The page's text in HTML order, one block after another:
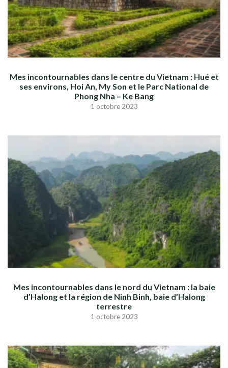
Mes incontournables dans le centre du Vietnam : Hué et
ses environs, Hoi An, My Son et le Parc National de
Phong Nha – Ke Bang
1 octobre 2023
Mes incontournables dans le nord du Vietnam : la baie
d’Halong et la région de Ninh Binh, baie d’Halong
terrestre
1 octobre 2023